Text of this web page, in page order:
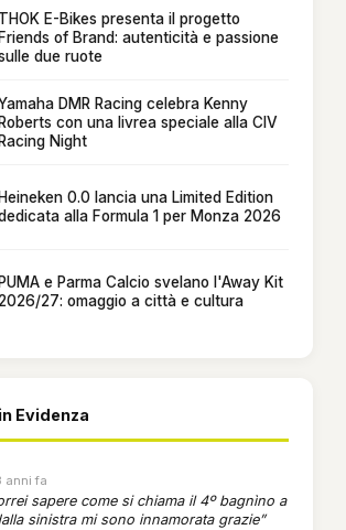
THOK E-Bikes presenta il progetto
Friends of Brand: autenticità e passione
due ruote
DMR Racing celebra Kenny
Roberts con una livrea speciale alla CIV
Racing Night
Heineken 0.0 lancia una Limited Edition
alla Formula 1 per Monza 2026
PUMA e Parma Calcio svelano l'Away Kit
2026/27: omaggio a città e cultura
Evidenza
anni fa
sapere come si chiama il 4º bagnìno a
sinistra mi sono innamorata grazie”